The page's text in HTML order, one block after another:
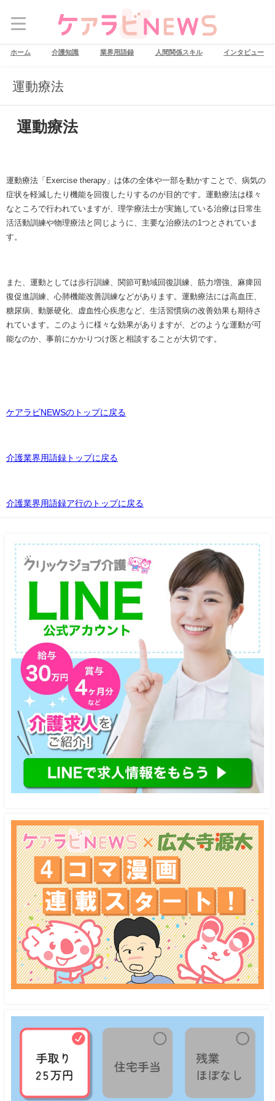
ホーム 介護知識 業界用語録 人間関係スキル インタビュー
運動療法
運動療法
運動療法「Exercise therapy」は体の全体や一部を動かすことで、病気の
症状を軽減したり機能を回復したりするのが目的です。運動療法は様々
なところで行われていますが、理学療法士が実施している治療は日常生
活活動訓練や物理療法と同じように、主要な治療法の1つとされていま
す。
また、運動としては歩行訓練、関節可動域回復訓練、筋力増強、麻痺回
復促進訓練、心肺機能改善訓練などがあります。運動療法には高血圧、
糖尿病、動脈硬化、虚血性心疾患など、生活習慣病の改善効果も期待さ
れています。このように様々な効果がありますが、どのような運動が可
能なのか、事前にかかりつけ医と相談することが大切です。
ケアラビNEWSのトップに戻る
介護業界用語録トップに戻る
介護業界用語録ア行のトップに戻る